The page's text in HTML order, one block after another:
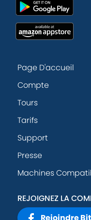
Page D'accueil
Compte
Tours
Tarifs
Support
Presse
Machines
REJOIGNEZ LA